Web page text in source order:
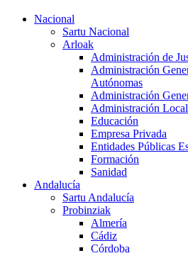
Nacional
Sartu Nacional
Arloak
Administración de
Administración
Autónomas
Administración
Administración Local
Educación
Empresa Privada
Entidades Públicas
Formación
Sanidad
Andalucía
Sartu Andalucía
Probinziak
Almería
Cádiz
Córdoba